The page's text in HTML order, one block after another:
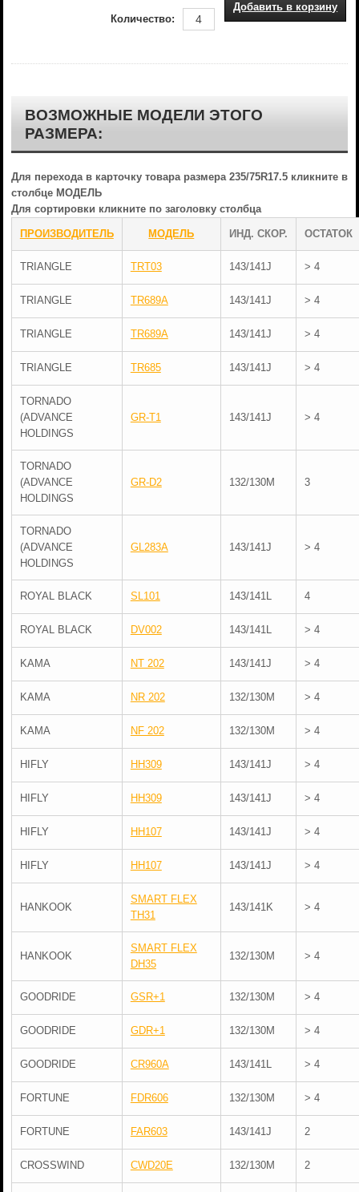
Добавить в корзину
Количество:
ВОЗМОЖНЫЕ МОДЕЛИ ЭТОГО
РАЗМЕРА:
Для перехода в карточку товара размера 235/75R17.5 кликните в
столбце МОДЕЛЬ
Для сортировки кликните по заголовку столбца
ПРОИЗВОДИТЕЛЬ МОДЕЛЬ ИНД. СКОР. ОСТАТОК
TRIANGLE TRT03 143/141J > 4
TRIANGLE TR689A 143/141J > 4
TRIANGLE TR689A 143/141J > 4
TRIANGLE TR685 143/141J > 4
TORNADO
(ADVANCE
HOLDINGS
GR-T1 143/141J > 4
TORNADO
(ADVANCE
HOLDINGS
GR-D2 132/130M 3
TORNADO
(ADVANCE
HOLDINGS
GL283A 143/141J > 4
ROYAL BLACK SL101 143/141L 4
ROYAL BLACK DV002 143/141L > 4
KAMA NT 202 143/141J > 4
KAMA NR 202 132/130M > 4
KAMA NF 202 132/130M > 4
HIFLY HH309 143/141J > 4
HIFLY HH309 143/141J > 4
HIFLY HH107 143/141J > 4
HIFLY HH107 143/141J > 4
HANKOOK
SMART FLEX
TH31
143/141K > 4
HANKOOK
SMART FLEX
DH35
132/130M > 4
GOODRIDE GSR+1 132/130M > 4
GOODRIDE GDR+1 132/130M > 4
GOODRIDE CR960A 143/141L > 4
FORTUNE FDR606 132/130M > 4
FORTUNE FAR603 143/141J 2
CROSSWIND CWD20E 132/130M 2